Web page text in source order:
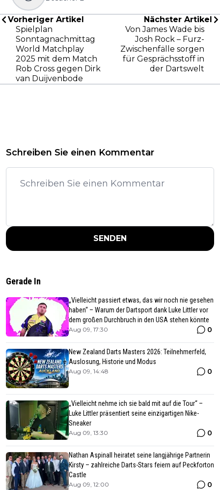
Vorheriger Artikel
Spielplan
Sonntagnachmittag
World Matchplay
2025 mit dem Match
Rob Cross gegen Dirk
van Duijvenbode
Nächster Artikel
Von James Wade bis
Josh Rock – Furz-
Zwischenfälle sorgen
für Gesprächsstoff in
der Dartswelt
Schreiben Sie einen Kommentar
SENDEN
Gerade In
„Vielleicht passiert etwas, das wir noch nie gesehen
haben“ – Warum der Dartsport dank Luke Littler vor
dem großen Durchbruch in den USA stehen könnte
Aug 09, 17:30 0
New Zealand Darts Masters 2026: Teilnehmerfeld,
Auslosung, Historie und Modus
Aug 09, 14:48 0
„Vielleicht nehme ich sie bald mit auf die Tour“ –
Luke Littler präsentiert seine einzigartigen Nike-
Sneaker
Aug 09, 13:30 0
Nathan Aspinall heiratet seine langjährige Partnerin
Kirsty – zahlreiche Darts-Stars feiern auf Peckforton
Castle
Aug 09, 12:00 0